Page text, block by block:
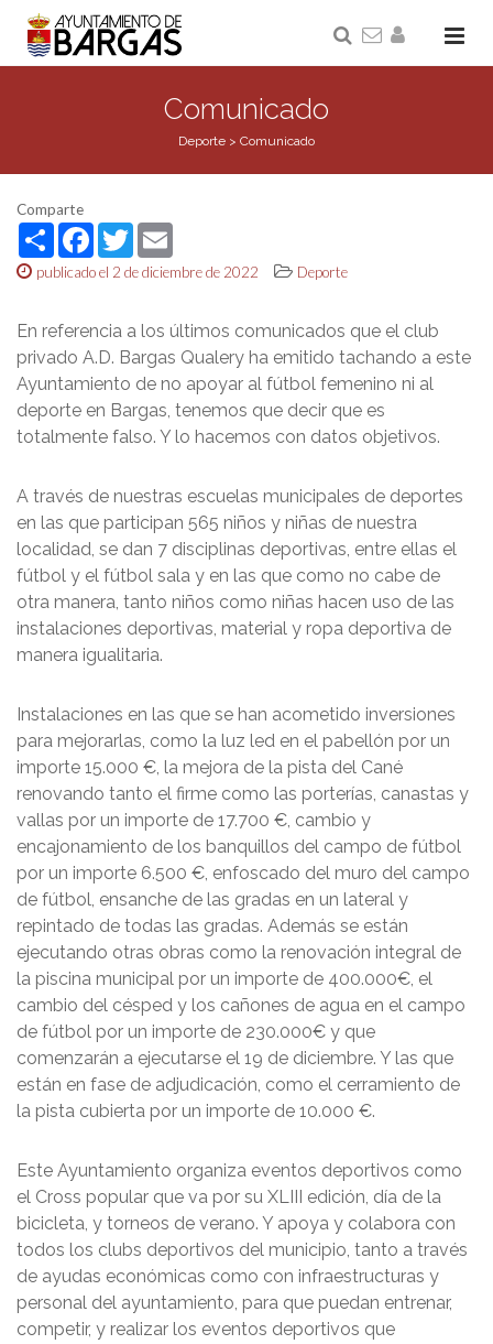
Comunicado
Deporte > Comunicado
Comparte
ShareFacebook
Twitter
publicado el 2 de diciembre de 2022 Deporte
En referencia a los últimos comunicados que el club
privado A.D. Bargas Qualery ha emitido tachando a este
Ayuntamiento de no apoyar al fútbol femenino ni al
deporte en Bargas, tenemos que decir que es
totalmente falso. Y lo hacemos con datos objetivos.
A través de nuestras escuelas municipales de deportes
en las que participan 565 niños y niñas de nuestra
localidad, se dan 7 disciplinas deportivas, entre ellas el
fútbol y el fútbol sala y en las que como no cabe de
otra manera, tanto niños como niñas hacen uso de las
instalaciones deportivas, material y ropa deportiva de
manera igualitaria.
Instalaciones en las que se han acometido inversiones
para mejorarlas, como la luz led en el pabellón por un
importe 15.000 €, la mejora de la pista del Cané
renovando tanto el firme como las porterías, canastas y
vallas por un importe de 17.700 €, cambio y
encajonamiento de los banquillos del campo de fútbol
por un importe 6.500 €, enfoscado del muro del campo
de fútbol, ensanche de las gradas en un lateral y
repintado de todas las gradas. Además se están
ejecutando otras obras como la renovación integral de
la piscina municipal por un importe de 400.000€, el
cambio del césped y los cañones de agua en el campo
de fútbol por un importe de 230.000€ y que
comenzarán a ejecutarse el 19 de diciembre. Y las que
están en fase de adjudicación, como el cerramiento de
la pista cubierta por un importe de 10.000 €.
Este Ayuntamiento organiza eventos deportivos como
el Cross popular que va por su XLIII edición, día de la
bicicleta, y torneos de verano. Y apoya y colabora con
todos los clubs deportivos del municipio, tanto a través
de ayudas económicas como con infraestructuras y
personal del ayuntamiento, para que puedan entrenar,
competir, y realizar los eventos deportivos que